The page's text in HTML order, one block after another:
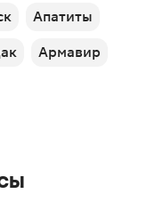
Апатиты
Армавир